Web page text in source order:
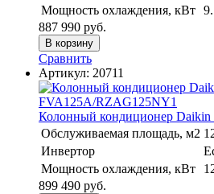
Мощность охлаждения, кВт
887 990 руб.
В корзину
Сравнить
Артикул: 20711
Колонный кондиционер
Обслуживаемая площадь, м2
Инвертор
Мощность охлаждения, кВт
899 490 руб.